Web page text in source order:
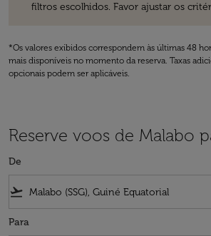
filtros escolhidos. Favor ajustar os
*Os valores exibidos correspondem às últimas 48
mais disponíveis no momento da reserva. Taxas
opcionais podem ser aplicáveis.
Reserve voos de Malabo
De
flight_takeoff
Para